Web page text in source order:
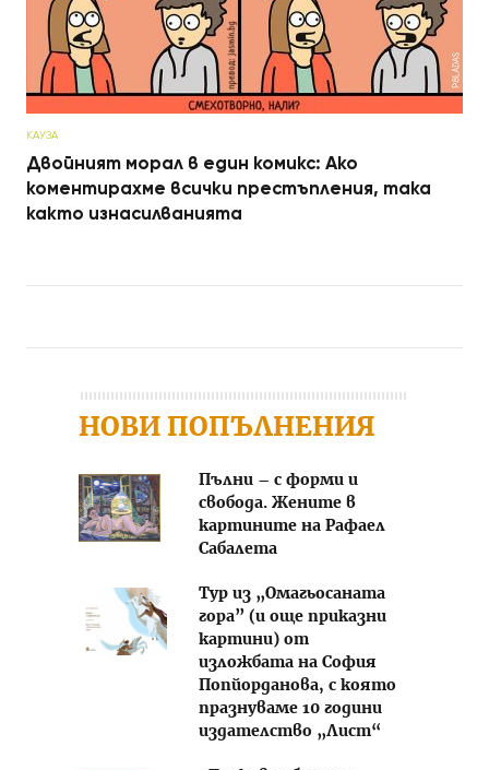
КАУЗА
Двойният морал в един комикс: Ако
коментирахме всички престъпления, така
както изнасилванията
НОВИ ПОПЪЛНЕНИЯ
Пълни – с форми и
свобода. Жените в
картините на Рафаел
Сабалета
Тур из „Омагьосаната
гора” (и още приказни
картини) от
изложбата на София
Попйорданова, с която
празнуваме 10 години
издателство „Лист“